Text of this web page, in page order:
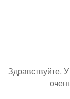
Здравствуйте.